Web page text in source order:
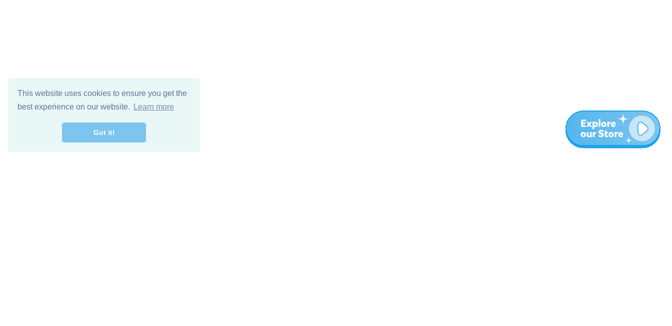
This website uses cookies to ensure you get the
best experience on our website.
Learn more
Got it!